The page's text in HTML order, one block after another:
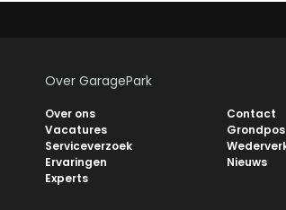
Over GaragePark
Over ons
Contact
Vacatures
Serviceverzoek
Ervaringen
Nieuws
Experts